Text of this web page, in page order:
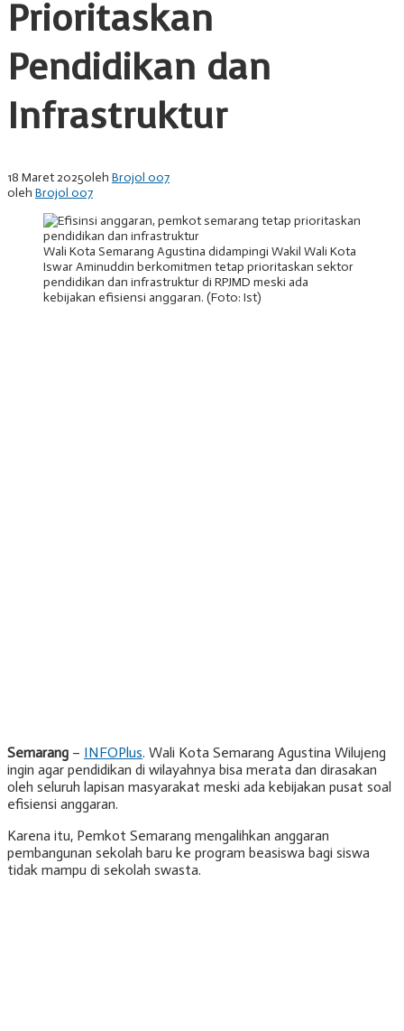
Prioritaskan
Pendidikan dan
Infrastruktur
18 Maret 2025oleh Brojol 007
oleh Brojol 007
Wali Kota Semarang Agustina didampingi Wakil Wali Kota
Iswar Aminuddin berkomitmen tetap prioritaskan sektor
pendidikan dan infrastruktur di RPJMD meski ada
kebijakan efisiensi anggaran. (Foto: Ist)
Semarang – INFOPlus. Wali Kota Semarang Agustina Wilujeng
ingin agar pendidikan di wilayahnya bisa merata dan dirasakan
oleh seluruh lapisan masyarakat meski ada kebijakan pusat soal
efisiensi anggaran.
Karena itu, Pemkot Semarang mengalihkan anggaran
pembangunan sekolah baru ke program beasiswa bagi siswa
tidak mampu di sekolah swasta.